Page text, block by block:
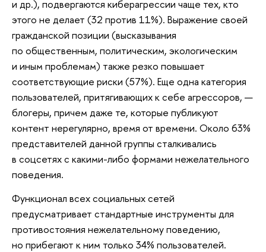
и др.), подвергаются киберагрессии чаще тех, кто
этого не делает (32 против 11%). Выражение своей
гражданской позиции (высказывания
по общественным, политическим, экологическим
и иным проблемам) также резко повышает
соответствующие риски (57%). Еще одна категория
пользователей, притягивающих к себе агрессоров, —
блогеры, причем даже те, которые публикуют
контент нерегулярно, время от времени. Около 63%
представителей данной группы сталкивались
в соцсетях с какими-либо формами нежелательного
поведения.
Функционал всех социальных сетей
предусматривает стандартные инструменты для
противостояния нежелательному поведению,
но прибегают к ним только 34% пользователей.